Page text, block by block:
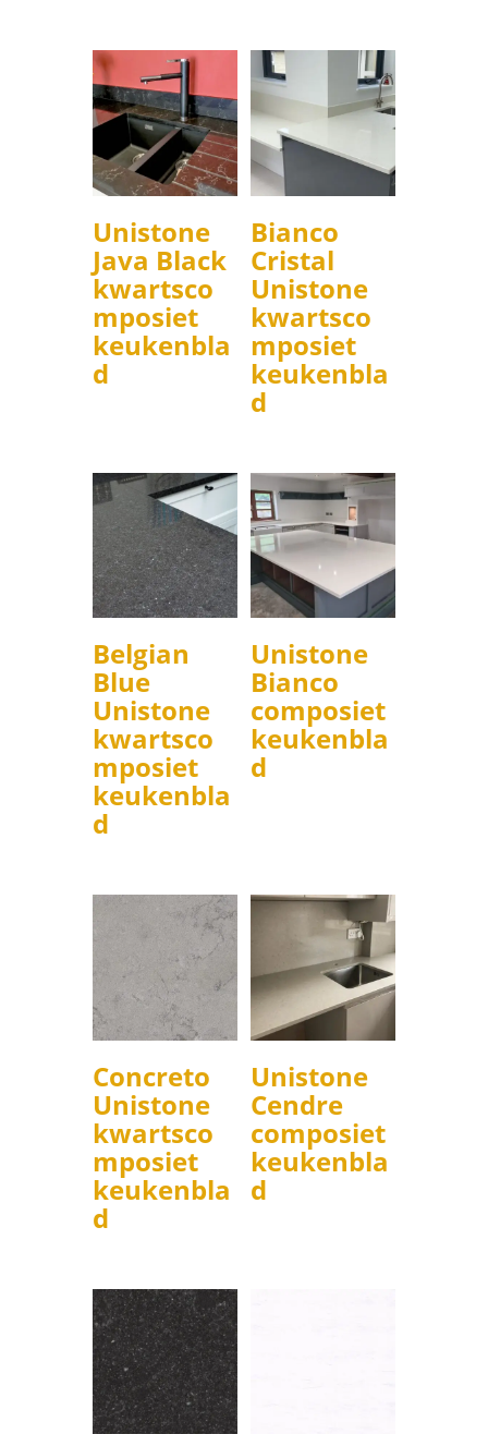
Unistone
Java Black
kwartsco
mposiet
keukenbla
d
Bianco
Cristal
Unistone
kwartsco
mposiet
keukenbla
d
Belgian
Blue
Unistone
kwartsco
mposiet
keukenbla
d
Unistone
Bianco
composiet
keukenbla
d
Concreto
Unistone
kwartsco
mposiet
keukenbla
d
Unistone
Cendre
composiet
keukenbla
d